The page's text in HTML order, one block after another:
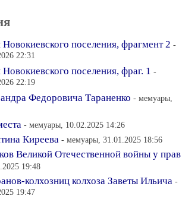
поселения, фрагмент 2 -
22:31
поселения, фраг. 1 -
22:19
Федоровича Тараненко - мемуары,
- мемуары, 10.02.2025 14:26
Киреева - мемуары, 31.01.2025 18:56
Великой Отечественной войны у прав
19:48
колхозниц колхоза Заветы Ильича -
19:47